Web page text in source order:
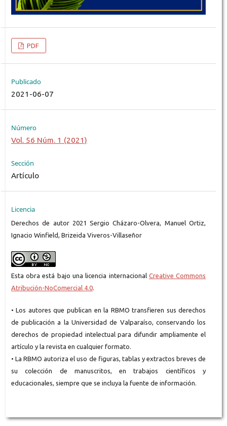
PDF
Publicado
2021-06-07
Número
Vol. 56 Núm. 1 (2021)
Sección
Artículo
Licencia
Derechos de autor 2021 Sergio Cházaro-Olvera, Manuel Ortiz,
Ignacio Winfield, Brizeida Viveros-Villaseñor
Esta obra está bajo una licencia internacional Creative Commons
Atribución-NoComercial 4.0.
• Los autores que publican en la RBMO transfieren sus derechos
de publicación a la Universidad de Valparaíso, conservando los
derechos de propiedad intelectual para difundir ampliamente el
artículo y la revista en cualquier formato.
• La RBMO autoriza el uso de figuras, tablas y extractos breves de
su colección de manuscritos, en trabajos científicos y
educacionales, siempre que se incluya la fuente de información.